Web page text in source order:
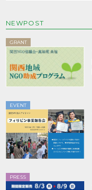
NEWPOST
GRANT
EVENT
PRESS